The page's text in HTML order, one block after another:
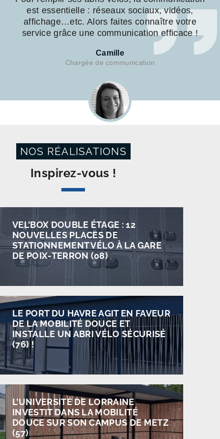
est essentielle : réseaux sociaux, vidéos,
affichage…etc. Alors faites connaître votre
service grâce une communication efficace !
Camille
Chargée de communication
NOS RÉALISATIONS
Inspirez-vous !
VEL’BOX DOUBLE ÉTAGE : 12
NOUVELLES PLACES DE
STATIONNEMENT VÉLO À LA GARE
DE POIX-TERRON (08)
LE PORT DU HAVRE AGIT EN FAVEUR
DE LA MOBILITÉ DOUCE ET
INSTALLE UN ABRI VÉLO SÉCURISÉ
(76) !
L’UNIVERSITÉ DE LORRAINE
INVESTIT DANS LA MOBILITÉ
DOUCE SUR SON CAMPUS DE METZ
(57)